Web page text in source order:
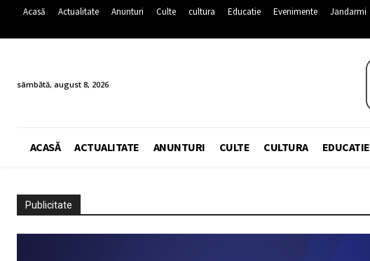
Acasă Actualitate Anunturi Culte cultura Educatie Evenimente Jandarmi
sâmbătă, august 8, 2026
ACASĂ ACTUALITATE ANUNTURI CULTE CULTURA EDUCATIE
Publicitate